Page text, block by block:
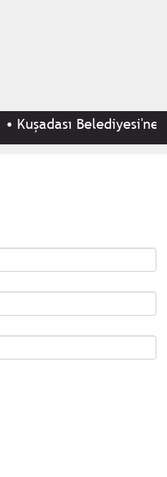
Kuşadası Belediyesi'ne